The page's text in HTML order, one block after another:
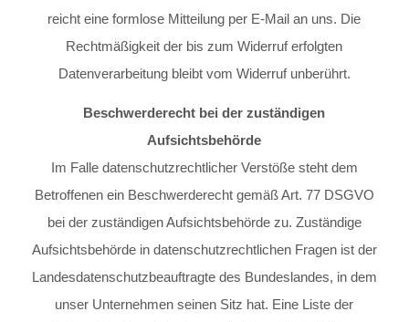
reicht eine formlose Mitteilung per E-Mail an uns. Die
Rechtmäßigkeit der bis zum Widerruf erfolgten
Datenverarbeitung bleibt vom Widerruf unberührt.
Beschwerderecht bei der zuständigen
Aufsichtsbehörde
Im Falle datenschutzrechtlicher Verstöße steht dem
Betroffenen ein Beschwerderecht gemäß Art. 77 DSGVO
bei der zuständigen Aufsichtsbehörde zu. Zuständige
Aufsichtsbehörde in datenschutzrechtlichen Fragen ist der
Landesdatenschutzbeauftragte des Bundeslandes, in dem
unser Unternehmen seinen Sitz hat. Eine Liste der